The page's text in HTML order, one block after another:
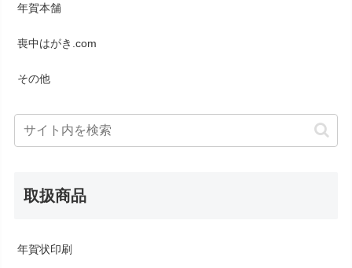
年賀本舗
喪中はがき.com
その他
取扱商品
年賀状印刷